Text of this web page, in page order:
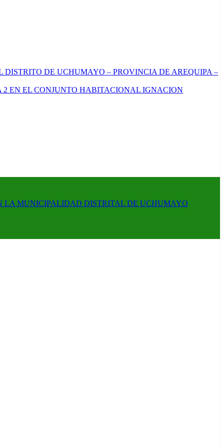
DISTRITO DE UCHUMAYO – PROVINCIA DE AREQUIPA –
EN EL CONJUNTO HABITACIONAL IGNACION
LA MUNICIPALIDAD DISTRITAL DE UCHUMAYO